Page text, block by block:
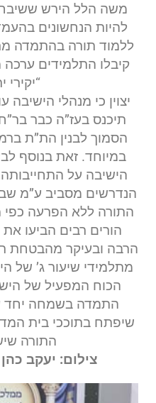
משה הלל הירש
להיות הנחשונים
ללמוד תורה בהתמדה
קיבלו התלמידים
“יקירי
יצוין כי מנהלי
תיכנס בעז”ה כבר
הסמוך לבנין הת”ת
במיוחד. זאת בנוסף
הישיבה על
הנדרשים מסביב ע”מ
התורה ללא הפרעה כפי
הורים רבים הביעו
הרבה ובעיקר מהבטחת
מתלמידי שיעור ג’ של
הכוח המפעיל של
התמדה בשמחה יחד
שיפתח בתוככי בית
התורה
צילום: יעקב כהן